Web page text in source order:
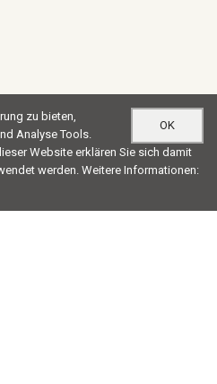
OK
zu bieten,
Analyse Tools.
Website erklären Sie sich damit
werden. Weitere Informationen: